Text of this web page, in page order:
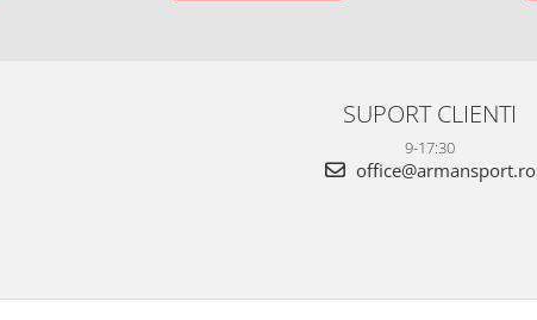
SUPORT CLIENTI
9-17:30
office@armansport.ro